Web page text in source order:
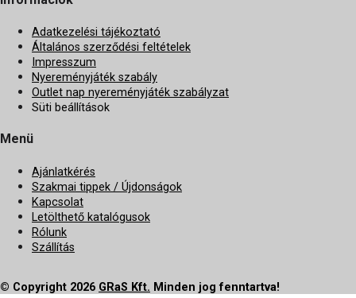
Adatkezelési tájékoztató
Általános szerződési feltételek
Impresszum
Nyereményjáték szabály
Outlet nap nyereményjáték szabályzat
Süti beállítások
Menü
Ajánlatkérés
Szakmai tippek / Újdonságok
Kapcsolat
Letölthető katalógusok
Rólunk
Szállítás
© Copyright 2026 GRaS Kft. Minden jog fenntartva!